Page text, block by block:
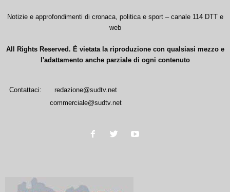
Notizie e approfondimenti di cronaca, politica e sport – canale 114 DTT e
web
All Rights Reserved. È vietata la riproduzione con qualsiasi mezzo e
l'adattamento anche parziale di ogni contenuto
Contattaci:
redazione@sudtv.net
commerciale@sudtv.net